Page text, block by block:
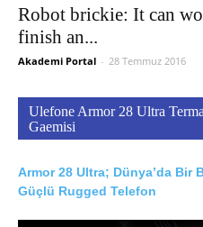
Robot brickie: It can
finish an...
Akademi Portal - 28 Temmuz 2016
Ulefone Armor 28 Ultra
Gaemisi
Armor 28 Ultra; Dünya’da Bir
Güçlü Rugged Telefon